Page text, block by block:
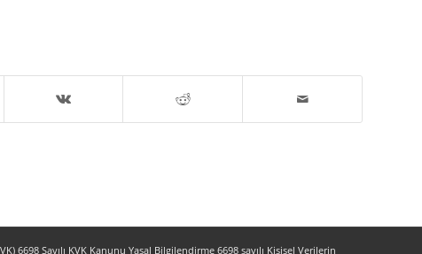
6698 Sayılı KVK Kanunu Yasal Bilgilendirme 6698 sayılı Kişisel Verilerin